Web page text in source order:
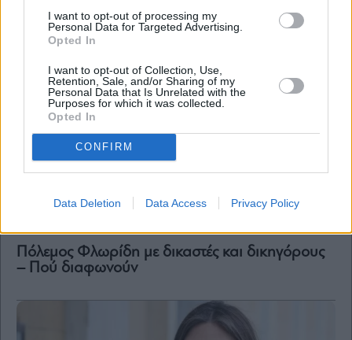
I want to opt-out of processing my
Personal Data for Targeted Advertising.
Opted In
I want to opt-out of Collection, Use,
Retention, Sale, and/or Sharing of my
Personal Data that Is Unrelated with the
Purposes for which it was collected.
Opted In
CONFIRM
Data Deletion Data Access Privacy Policy
Law
Πόλεμος Φλωρίδη με δικαστές και δικηγόρους
– Πού διαφωνούν